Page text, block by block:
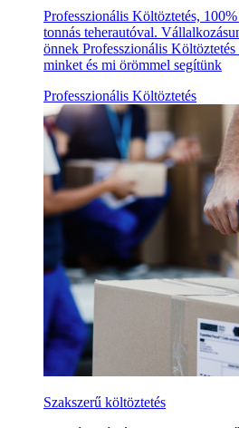
Professzionális Költöztetés,
tonnás teherautóval.
önnek Professzionális
minket és mi örömmel segítünk
Professzionális Költöztetés
Szakszerű költöztetés